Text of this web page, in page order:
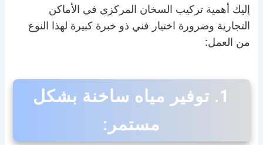
إليك أهمية تركيب السخان المركزي في الأماكن
التجارية وضرورة اختيار فني ذو خبرة كبيرة لهذا النوع
من العمل:
1. توفير مياه ساخنة بشكل
مستمر: